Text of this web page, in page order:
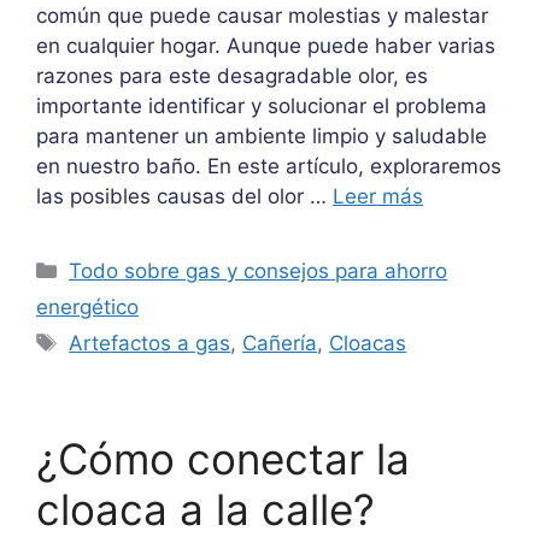
común que puede causar molestias y malestar
en cualquier hogar. Aunque puede haber varias
razones para este desagradable olor, es
importante identificar y solucionar el problema
para mantener un ambiente limpio y saludable
en nuestro baño. En este artículo, exploraremos
las posibles causas del olor … Leer más
Categorías
Todo sobre gas y consejos para ahorro
energético
Etiquetas
Artefactos a gas, Cañería, Cloacas
¿Cómo conectar la
cloaca a la calle?